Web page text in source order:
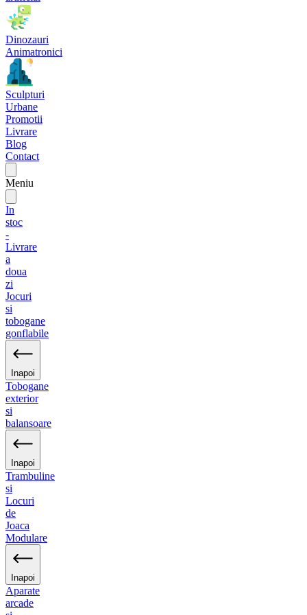
Dinozauri
Animatronici
Sculpturi
Urbane
Promotii
Livrare
Blog
Contact
Meniu
In
stoc
-
Livrare
a
doua
zi
Jocuri
si
tobogane
gonflabile
Inapoi
Tobogane
exterior
si
balansoare
Inapoi
Trambuline
si
Locuri
de
Joaca
Modulare
Inapoi
Aparate
arcade